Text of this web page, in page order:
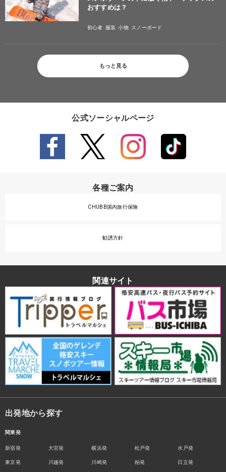
おすすめは？
初心者 服装 小物 スノーボード
もっと見る
公式ソーシャルページ
各種ご案内
CHUBB国内旅行保険
勧誘方針
関連サイト
出発地から探す
関東発
新宿発
東京発
大宮発
川越発
横浜発
川崎発
松戸発
柏発
水戸発
日立発